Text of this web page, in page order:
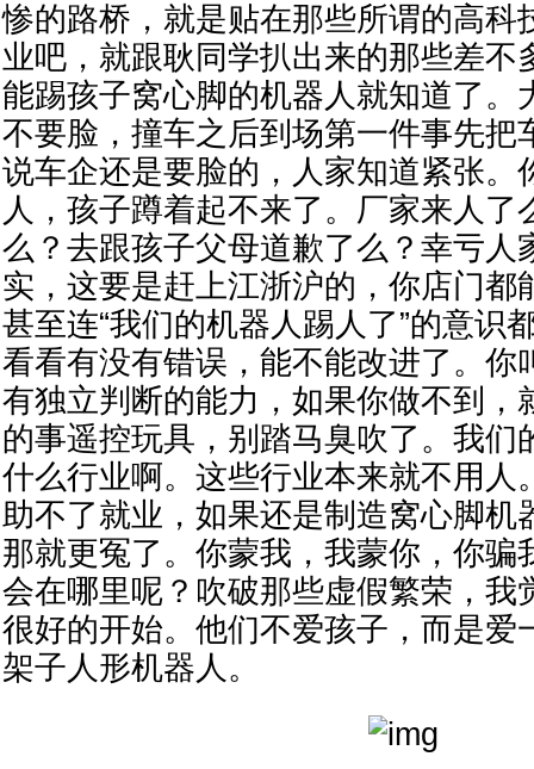
惨的路桥，就是贴在那些所谓的高科
业吧，就跟耿同学扒出来的那些差不
能踢孩子窝心脚的机器人就知道了。
不要脸，撞车之后到场第一件事先把
说车企还是要脸的，人家知道紧张。
人，孩子蹲着起不来了。厂家来人了
么？去跟孩子父母道歉了么？幸亏人
实，这要是赶上江浙沪的，你店门都
甚至连“我们的机器人踢人了”的意识
看看有没有错误，能不能改进了。你
有独立判断的能力，如果你做不到，
的事遥控玩具，别踏马臭吹了。我们
什么行业啊。这些行业本来就不用人
助不了就业，如果还是制造窝心脚机
那就更冤了。你蒙我，我蒙你，你骗
会在哪里呢？吹破那些虚假繁荣，我
很好的开始。他们不爱孩子，而是爱
架子人形机器人。